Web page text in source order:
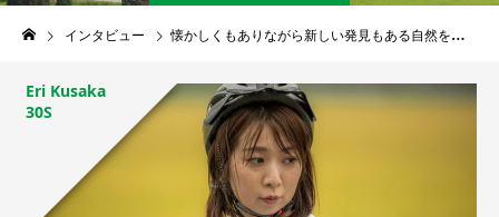
インタビュー 懐かしくもありながら新しい発見もある自然を沢山感じました
Eri Kusaka
30S